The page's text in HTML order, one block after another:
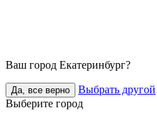
Ваш город Екатеринбург?
Да, все верно
Выбрать другой
Выберите город